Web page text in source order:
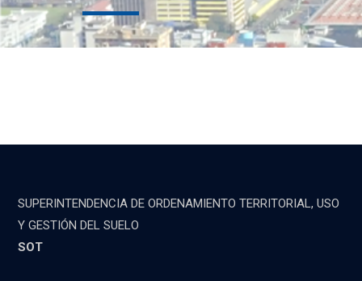
SUPERINTENDENCIA DE ORDENAMIENTO TERRITORIAL, USO
Y GESTIÓN DEL SUELO
SOT